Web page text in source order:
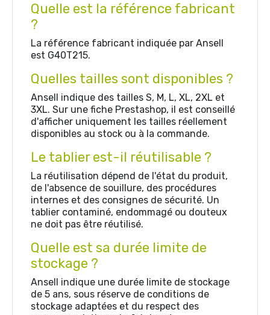
Quelle est la référence fabricant
?
La référence fabricant indiquée par Ansell
est G40T215.
Quelles tailles sont disponibles ?
Ansell indique des tailles S, M, L, XL, 2XL et
3XL. Sur une fiche Prestashop, il est conseillé
d'afficher uniquement les tailles réellement
disponibles au stock ou à la commande.
Le tablier est-il réutilisable ?
La réutilisation dépend de l'état du produit,
de l'absence de souillure, des procédures
internes et des consignes de sécurité. Un
tablier contaminé, endommagé ou douteux
ne doit pas être réutilisé.
Quelle est sa durée limite de
stockage ?
Ansell indique une durée limite de stockage
de 5 ans, sous réserve de conditions de
stockage adaptées et du respect des